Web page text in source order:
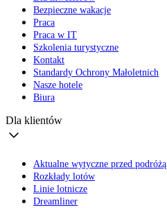
Bezpieczne wakacje
Praca
Praca w IT
Szkolenia turystyczne
Kontakt
Standardy Ochrony Małoletnich
Nasze hotele
Biura
Dla klientów
Aktualne wytyczne przed podróżą
Rozkłady lotów
Linie lotnicze
Dreamliner